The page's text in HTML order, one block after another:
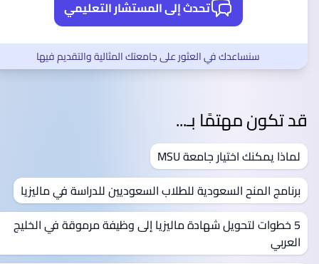
تحدث إلى المستشار التعليمي
سنساعدك في العثور على جامعتك المثالية والتقديم فيها
قد تكون مهتمًا بـ...
لماذا يمكنك اختيار جامعة MSU
برنامج المنح السعودية للطلاب السعوديين للدراسة في ماليزيا
5 خطوات لتحويل شهادة ماليزيا إلى وظيفة مرموقة في الخليج
العربي